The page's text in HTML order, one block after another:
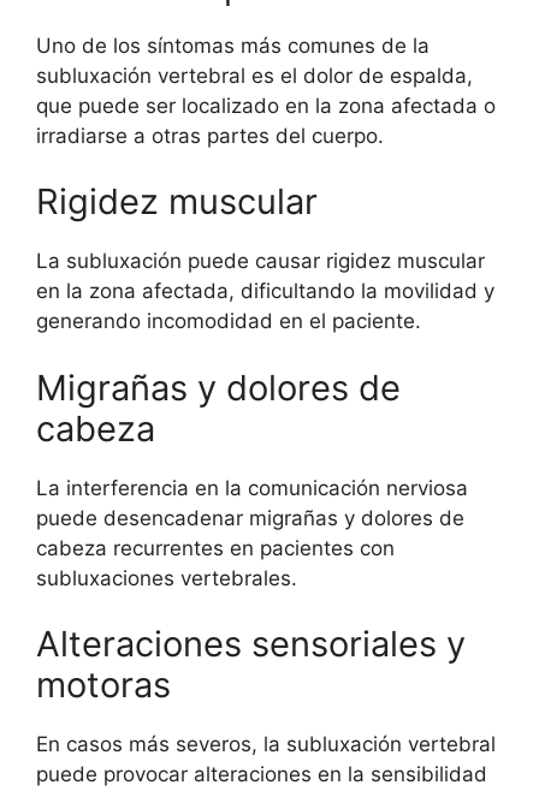
Uno de los síntomas más comunes de la
subluxación vertebral es el dolor de espalda,
que puede ser localizado en la zona afectada o
irradiarse a otras partes del cuerpo.
Rigidez muscular
La subluxación puede causar rigidez muscular
en la zona afectada, dificultando la movilidad y
generando incomodidad en el paciente.
Migrañas y dolores de
cabeza
La interferencia en la comunicación nerviosa
puede desencadenar migrañas y dolores de
cabeza recurrentes en pacientes con
subluxaciones vertebrales.
Alteraciones sensoriales y
motoras
En casos más severos, la subluxación vertebral
puede provocar alteraciones en la sensibilidad